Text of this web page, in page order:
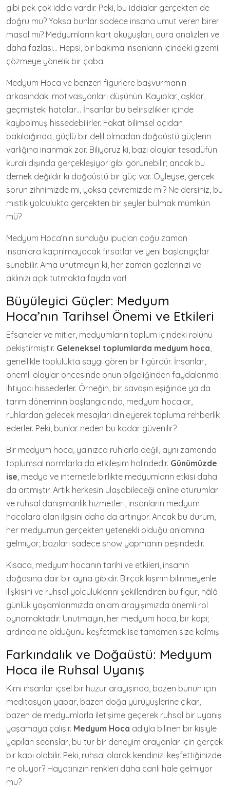
gibi pek çok iddia vardır. Peki, bu iddialar gerçekten de
doğru mu? Yoksa bunlar sadece insana umut veren birer
masal mı? Medyumların kart okuyuşları, aura analizleri ve
daha fazlası… Hepsi, bir bakıma insanların içindeki gizemi
çözmeye yönelik bir çaba.
Medyum Hoca ve benzeri figürlere başvurmanın
arkasındaki motivasyonları düşünün. Kayıplar, aşklar,
geçmişteki hatalar… İnsanlar bu belirsizlikler içinde
kaybolmuş hissedebilirler. Fakat bilimsel açıdan
bakıldığında, güçlü bir delil olmadan doğaüstü güçlerin
varlığına inanmak zor. Biliyoruz ki, bazı olaylar tesadüfün
kuralı dışında gerçekleşiyor gibi görünebilir; ancak bu
demek değildir ki doğaüstü bir güç var. Öyleyse, gerçek
sorun zihnimizde mi, yoksa çevremizde mi? Ne dersiniz, bu
mistik yolculukta gerçekten bir şeyler bulmak mümkün
mü?
Medyum Hoca’nın sunduğu ipuçları çoğu zaman
insanlara kaçırılmayacak fırsatlar ve yeni başlangıçlar
sunabilir. Ama unutmayın ki, her zaman gözlerinizi ve
aklınızı açık tutmakta fayda var!
Büyüleyici Güçler: Medyum
Hoca’nın Tarihsel Önemi ve Etkileri
Efsaneler ve mitler, medyumların toplum içindeki rolünü
pekiştirmiştir. Geleneksel toplumlarda medyum hoca,
genellikle toplulukta saygı gören bir figürdür. İnsanlar,
önemli olaylar öncesinde onun bilgeliğinden faydalanma
ihtiyacı hissederler. Örneğin, bir savaşın eşiğinde ya da
tarım döneminin başlangıcında, medyum hocalar,
ruhlardan gelecek mesajları dinleyerek topluma rehberlik
ederler. Peki, bunlar neden bu kadar güvenilir?
Bir medyum hoca, yalnızca ruhlarla değil, aynı zamanda
toplumsal normlarla da etkileşim halindedir. Günümüzde
ise, medya ve internetle birlikte medyumların etkisi daha
da artmıştır. Artık herkesin ulaşabileceği online oturumlar
ve ruhsal danışmanlık hizmetleri, insanların medyum
hocalara olan ilgisini daha da artırıyor. Ancak bu durum,
her medyumun gerçekten yetenekli olduğu anlamına
gelmiyor; bazıları sadece show yapmanın peşindedir.
Kısaca, medyum hocanın tarihi ve etkileri, insanın
doğasına dair bir ayna gibidir. Birçok kişinin bilinmeyenle
ilişkisini ve ruhsal yolculuklarını şekillendiren bu figür, hâlâ
günlük yaşamlarımızda anlam arayışımızda önemli rol
oynamaktadır. Unutmayın, her medyum hoca, bir kapı;
ardında ne olduğunu keşfetmek ise tamamen size kalmış.
Farkındalık ve Doğaüstü: Medyum
Hoca ile Ruhsal Uyanış
Kimi insanlar içsel bir huzur arayışında, bazen bunun için
meditasyon yapar, bazen doğa yürüyüşlerine çıkar,
bazen de medyumlarla iletişime geçerek ruhsal bir uyanış
yaşamaya çalışır. Medyum Hoca adıyla bilinen bir kişiyle
yapılan seanslar, bu tür bir deneyim arayanlar için gerçek
bir kapı olabilir. Peki, ruhsal olarak kendinizi keşfettiğinizde
ne oluyor? Hayatınızın renkleri daha canlı hale gelmiyor
mu?